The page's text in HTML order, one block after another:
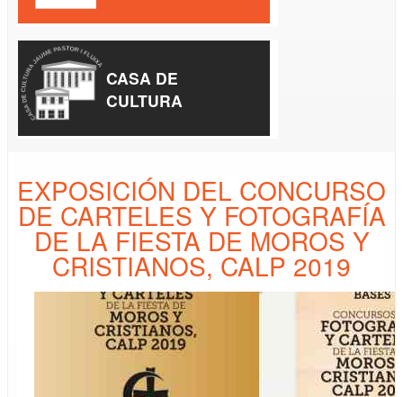
EXPOSICIÓN DEL CONCURSO
DE CARTELES Y FOTOGRAFÍA
DE LA FIESTA DE MOROS Y
CRISTIANOS, CALP 2019
CASA DE
CULTURA